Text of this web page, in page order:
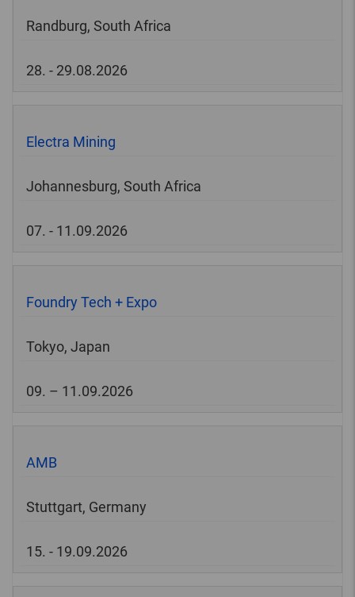
Randburg, South Africa
28. - 29.08.2026
Electra Mining
Johannesburg, South Africa
07. - 11.09.2026
Foundry Tech + Expo
Tokyo, Japan
09. – 11.09.2026
AMB
Stuttgart, Germany
15. - 19.09.2026